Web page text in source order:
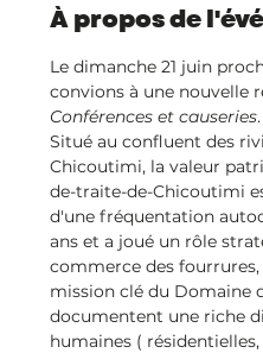
À propos de
Le dimanche 21 juin
convions à une nouvelle
Conférences et causeries.
Situé au confluent des
Chicoutimi, la valeur
de-traite-de-Chicoutimi
d'une fréquentation
ans et a joué un rôle
commerce des
mission clé du Domaine
documentent une riche
humaines (